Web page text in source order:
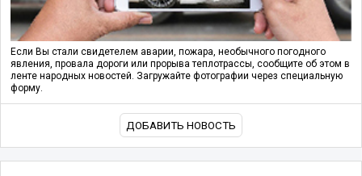
Если Вы стали свидетелем аварии, пожара, необычного погодного
явления, провала дороги или прорыва теплотрассы, сообщите об этом в
ленте народных новостей. Загружайте фотографии через специальную
форму.
ДОБАВИТЬ НОВОСТЬ